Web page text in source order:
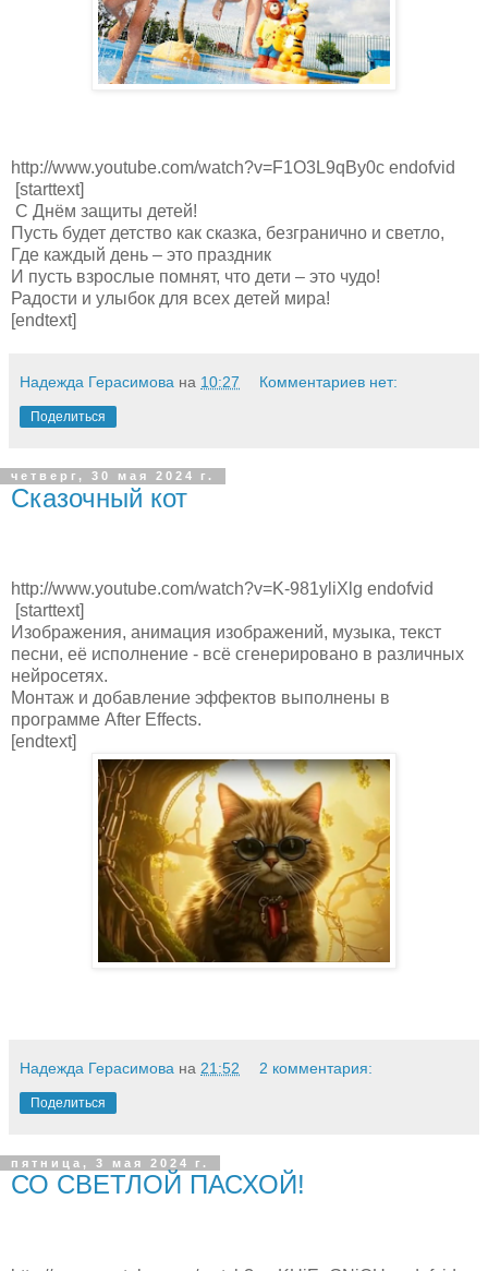
http://www.youtube.com/watch?v=F1O3L9qBy0c endofvid
[starttext]
С Днём защиты детей!
Пусть будет детство как сказка, безгранично и светло,
Где каждый день – это праздник
И пусть взрослые помнят, что дети – это чудо!
Радости и улыбок для всех детей мира!
[endtext]
Надежда Герасимова на 10:27 Комментариев нет:
Поделиться
четверг, 30 мая 2024 г.
Сказочный кот
http://www.youtube.com/watch?v=K-981yliXlg endofvid
[starttext]
Изображения, анимация изображений, музыка, текст
песни, её исполнение - всё сгенерировано в различных
нейросетях.
Монтаж и добавление эффектов выполнены в
программе After Effects.
[endtext]
Надежда Герасимова на 21:52 2 комментария:
Поделиться
пятница, 3 мая 2024 г.
СО СВЕТЛОЙ ПАСХОЙ!